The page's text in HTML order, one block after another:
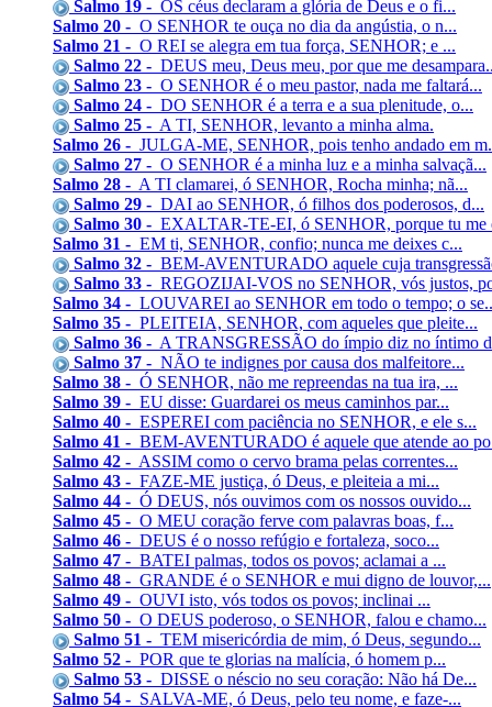
Salmo 19 - OS céus declaram a glória de Deus e o fi...
Salmo 20 - O SENHOR te ouça no dia da angústia, o n...
Salmo 21 - O REI se alegra em tua força, SENHOR; e ...
Salmo 22 - DEUS meu, Deus meu, por que me
Salmo 23 - O SENHOR é o meu pastor, nada me faltará...
Salmo 24 - DO SENHOR é a terra e a sua plenitude, o...
Salmo 25 - A TI, SENHOR, levanto a minha alma.
Salmo 26 - JULGA-ME, SENHOR, pois tenho andado em
Salmo 27 - O SENHOR é a minha luz e a minha salvaçã...
Salmo 28 - A TI clamarei, ó SENHOR, Rocha minha; nã...
Salmo 29 - DAI ao SENHOR, ó filhos dos poderosos, d...
Salmo 30 - EXALTAR-TE-EI, ó SENHOR, porque tu me
Salmo 31 - EM ti, SENHOR, confio; nunca me deixes c...
Salmo 32 - BEM-AVENTURADO aquele cuja
Salmo 33 - REGOZIJAI-VOS no SENHOR, vós justos,
Salmo 34 - LOUVAREI ao SENHOR em todo o tempo; o
Salmo 35 - PLEITEIA, SENHOR, com aqueles que pleite...
Salmo 36 - A TRANSGRESSÃO do ímpio diz no íntimo
Salmo 37 - NÃO te indignes por causa dos malfeitore...
Salmo 38 - Ó SENHOR, não me repreendas na tua ira, ...
Salmo 39 - EU disse: Guardarei os meus caminhos par...
Salmo 40 - ESPEREI com paciência no SENHOR, e ele s...
Salmo 41 - BEM-AVENTURADO é aquele que atende ao
Salmo 42 - ASSIM como o cervo brama pelas correntes...
Salmo 43 - FAZE-ME justiça, ó Deus, e pleiteia a mi...
Salmo 44 - Ó DEUS, nós ouvimos com os nossos ouvido...
Salmo 45 - O MEU coração ferve com palavras boas, f...
Salmo 46 - DEUS é o nosso refúgio e fortaleza, soco...
Salmo 47 - BATEI palmas, todos os povos; aclamai a ...
Salmo 48 - GRANDE é o SENHOR e mui digno de louvor,...
Salmo 49 - OUVI isto, vós todos os povos; inclinai ...
Salmo 50 - O DEUS poderoso, o SENHOR, falou e chamo...
Salmo 51 - TEM misericórdia de mim, ó Deus, segundo...
Salmo 52 - POR que te glorias na malícia, ó homem p...
Salmo 53 - DISSE o néscio no seu coração: Não há De...
Salmo 54 - SALVA-ME, ó Deus, pelo teu nome, e faze-...